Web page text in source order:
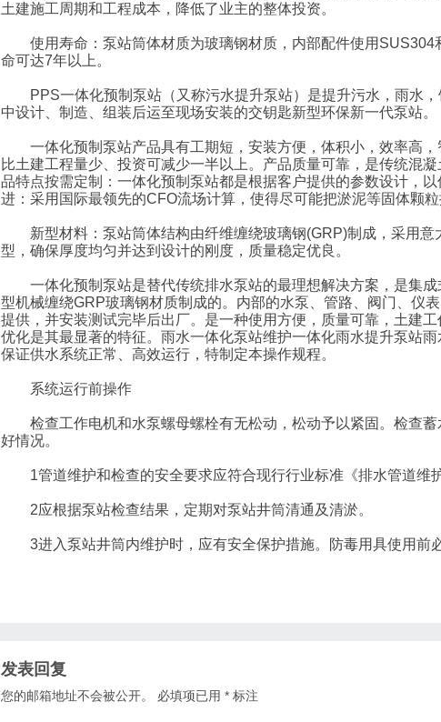
土建施工周期和工程成本，降低了业主的整体投资。
使用寿命：泵站筒体材质为玻璃钢材质，内部配件使用SUS304
命可达7年以上。
PPS一体化预制泵站（又称污水提升泵站）是提升污水，雨水，
中设计、制造、组装后运至现场安装的交钥匙新型环保新一代泵站。
一体化预制泵站产品具有工期短，安装方便，体积小，效率高，
比土建工程量少、投资可减少一半以上。产品质量可靠，是传统混
品特点按需定制：一体化预制泵站都是根据客户提供的参数设计，
进：采用国际最领先的CFO流场计算，使得尽可能把淤泥等固体颗
新型材料：泵站筒体结构由纤维缠绕玻璃钢(GRP)制成，采用意
型，确保厚度均匀并达到设计的刚度，质量稳定优良。
一体化预制泵站是替代传统排水泵站的最理想解决方案，是集成
型机械缠绕GRP玻璃钢材质制成的。内部的水泵、管路、阀门、仪
提供，并安装测试完毕后出厂。是一种使用方便，质量可靠，土建
优化是其最显著的特征。雨水一体化泵站维护一体化雨水提升泵站
保证供水系统正常、高效运行，特制定本操作规程。
系统运行前操作
检查工作电机和水泵螺母螺栓有无松动，松动予以紧固。检查蓄
好情况。
1管道维护和检查的安全要求应符合现行行业标准《排水管道维
2应根据泵站检查结果，定期对泵站井筒清通及清淤。
3进入泵站井筒内维护时，应有安全保护措施。防毒用具使用前
发表回复
您的邮箱地址不会被公开。 必填项已用 * 标注